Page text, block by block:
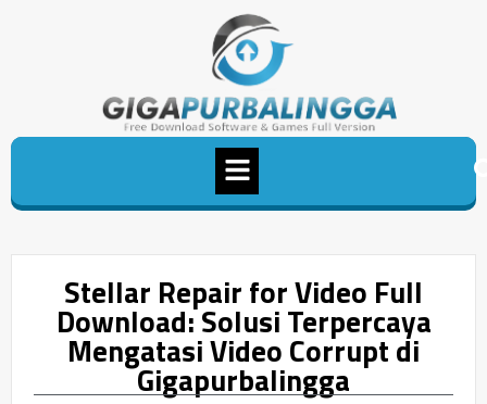
Stellar Repair for Video Full
Download: Solusi Terpercaya
Mengatasi Video Corrupt di
Gigapurbalingga